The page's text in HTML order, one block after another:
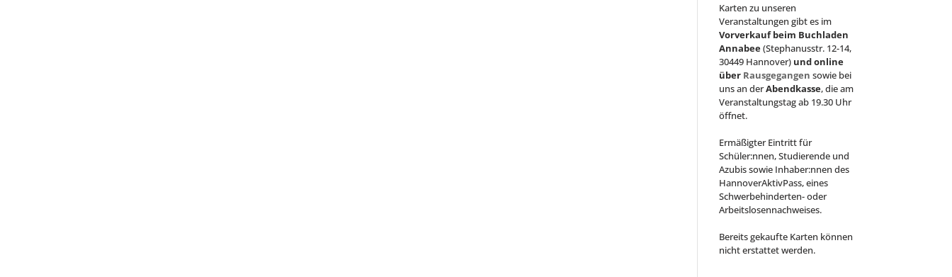
Karten zu unseren
Veranstaltungen gibt es im
Vorverkauf beim Buchladen
Annabee(Stephanusstr. 12-14,
30449 Hannover) und online
über Rausgegangen sowie bei
uns an derAbendkasse, die am
Veranstaltungstag ab 19.30 Uhr
öffnet.
Ermäßigter Eintritt für
Schüler:nnen, Studierende und
Azubis sowie Inhaber:nnen des
HannoverAktivPass, eines
Schwerbehinderten- oder
Arbeitslosennachweises.
Bereits gekaufte Karten können
nicht erstattet werden.